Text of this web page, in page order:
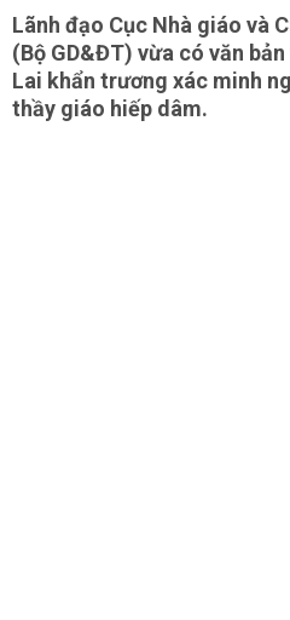
Lãnh đạo Cục Nhà giáo và
(Bộ GD&ĐT) vừa có văn
Lai khẩn trương xác minh
thầy giáo hiếp dâm.